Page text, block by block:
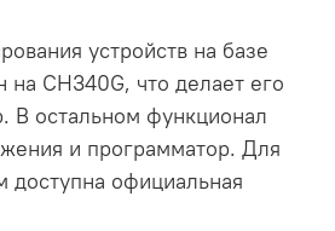
устройств на базе
CH340G, что делает его
В остальном функционал
и программатор. Для
доступна официальная